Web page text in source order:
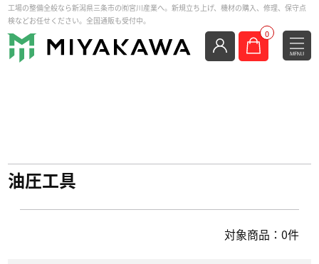
工場の整備全般なら新潟県三条市の㈲宮川産業へ。新規立ち上げ、機材の購入、修理、保守点
検などお任せください。全国通販も受付中。
0
油圧工具
対象商品：0件